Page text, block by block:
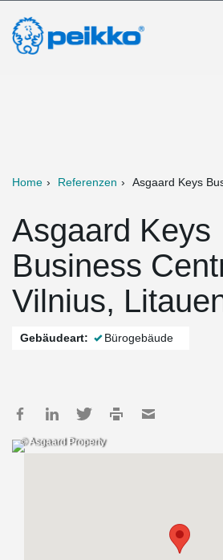
Home Referenzen Asgaard Keys
Asgaard Keys
Business
Vilnius,
Gebäudeart: Bürogebäude
© Asgaard Property